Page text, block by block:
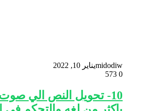
midodiwيناير 10, 2022
0
10- تحويل النص الي